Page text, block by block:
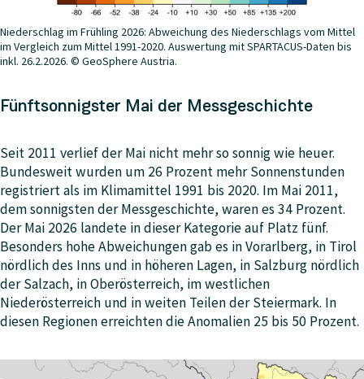
Niederschlag im Frühling 2026: Abweichung des Niederschlags vom Mittel
im Vergleich zum Mittel 1991-2020. Auswertung mit SPARTACUS-Daten bis
inkl. 26.2.2026. © GeoSphere Austria.
Fünftsonnigster Mai der Messgeschichte
Seit 2011 verlief der Mai nicht mehr so sonnig wie heuer.
Bundesweit wurden um 26 Prozent mehr Sonnenstunden
registriert als im Klimamittel 1991 bis 2020. Im Mai 2011,
dem sonnigsten der Messgeschichte, waren es 34 Prozent.
Der Mai 2026 landete in dieser Kategorie auf Platz fünf.
Besonders hohe Abweichungen gab es in Vorarlberg, in Tirol
nördlich des Inns und in höheren Lagen, in Salzburg nördlich
der Salzach, in Oberösterreich, im westlichen
Niederösterreich und in weiten Teilen der Steiermark. In
diesen Regionen erreichten die Anomalien 25 bis 50 Prozent.